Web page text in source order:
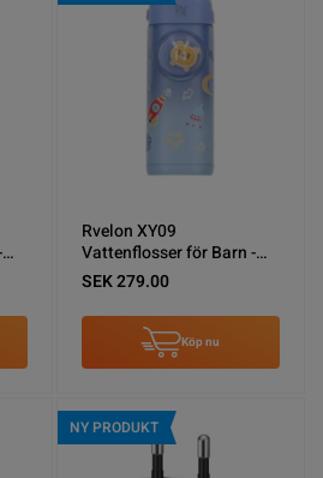
Rvelon XY09
Vattenflosser för Barn -
Blå
SEK 279.00
Köp nu
NY PRODUKT